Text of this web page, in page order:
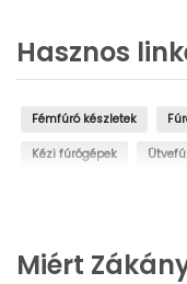
Hasznos
Fémfúró készletek
Kézi fúrógépek
Miért